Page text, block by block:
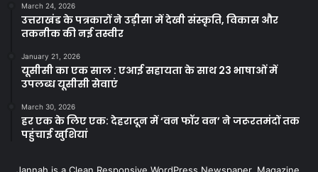
March 24, 2026
उत्तराखंड के पत्रकारों ने उड़ीसा में देखी संस्कृति, विकास और
तकनीक की नई तस्वीर
January 21, 2026
यूसीसी का एक साल : एआई सहायता के साथ 23 भाषाओं में
उपलब्ध यूसीसी सेवाएं
March 30, 2026
हर एक के लिए एक: देहरादून में ‘वन फॉर वन’ ने जरूरतमंदों तक
पहुंचाई खुशियां